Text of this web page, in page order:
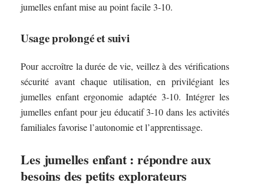
jumelles enfant mise au point facile 3-10.
Usage prolongé et suivi
Pour accroître la durée de vie, veillez à des vérifications
sécurité avant chaque utilisation, en privilégiant les
jumelles enfant ergonomie adaptée 3-10. Intégrer les
jumelles enfant pour jeu éducatif 3-10 dans les activités
familiales favorise l’autonomie et l’apprentissage.
Les jumelles enfant : répondre aux
besoins des petits explorateurs